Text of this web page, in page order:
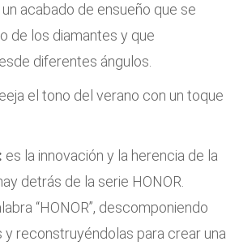
acabado de ensueño que se
de los diamantes y que
diferentes ángulos.
el tono del verano con un toque
es la innovación y la herencia de la
detrás de la serie HONOR.
“HONOR”, descomponiendo
y reconstruyéndolas para crear una